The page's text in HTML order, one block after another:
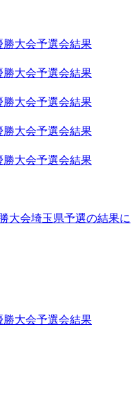
大会予選会結果
大会予選会結果
大会予選会結果
大会予選会結果
大会予選会結果
大会埼玉県予選の結果に
大会予選会結果